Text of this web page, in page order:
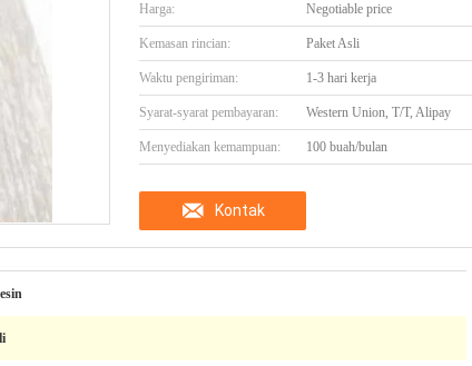
Harga: Negotiable price
Kemasan rincian: Paket Asli
Waktu pengiriman: 1-3 hari kerja
Syarat-syarat pembayaran: Western Union, T/T, Alipay
Menyediakan kemampuan: 100 buah/bulan
Kontak